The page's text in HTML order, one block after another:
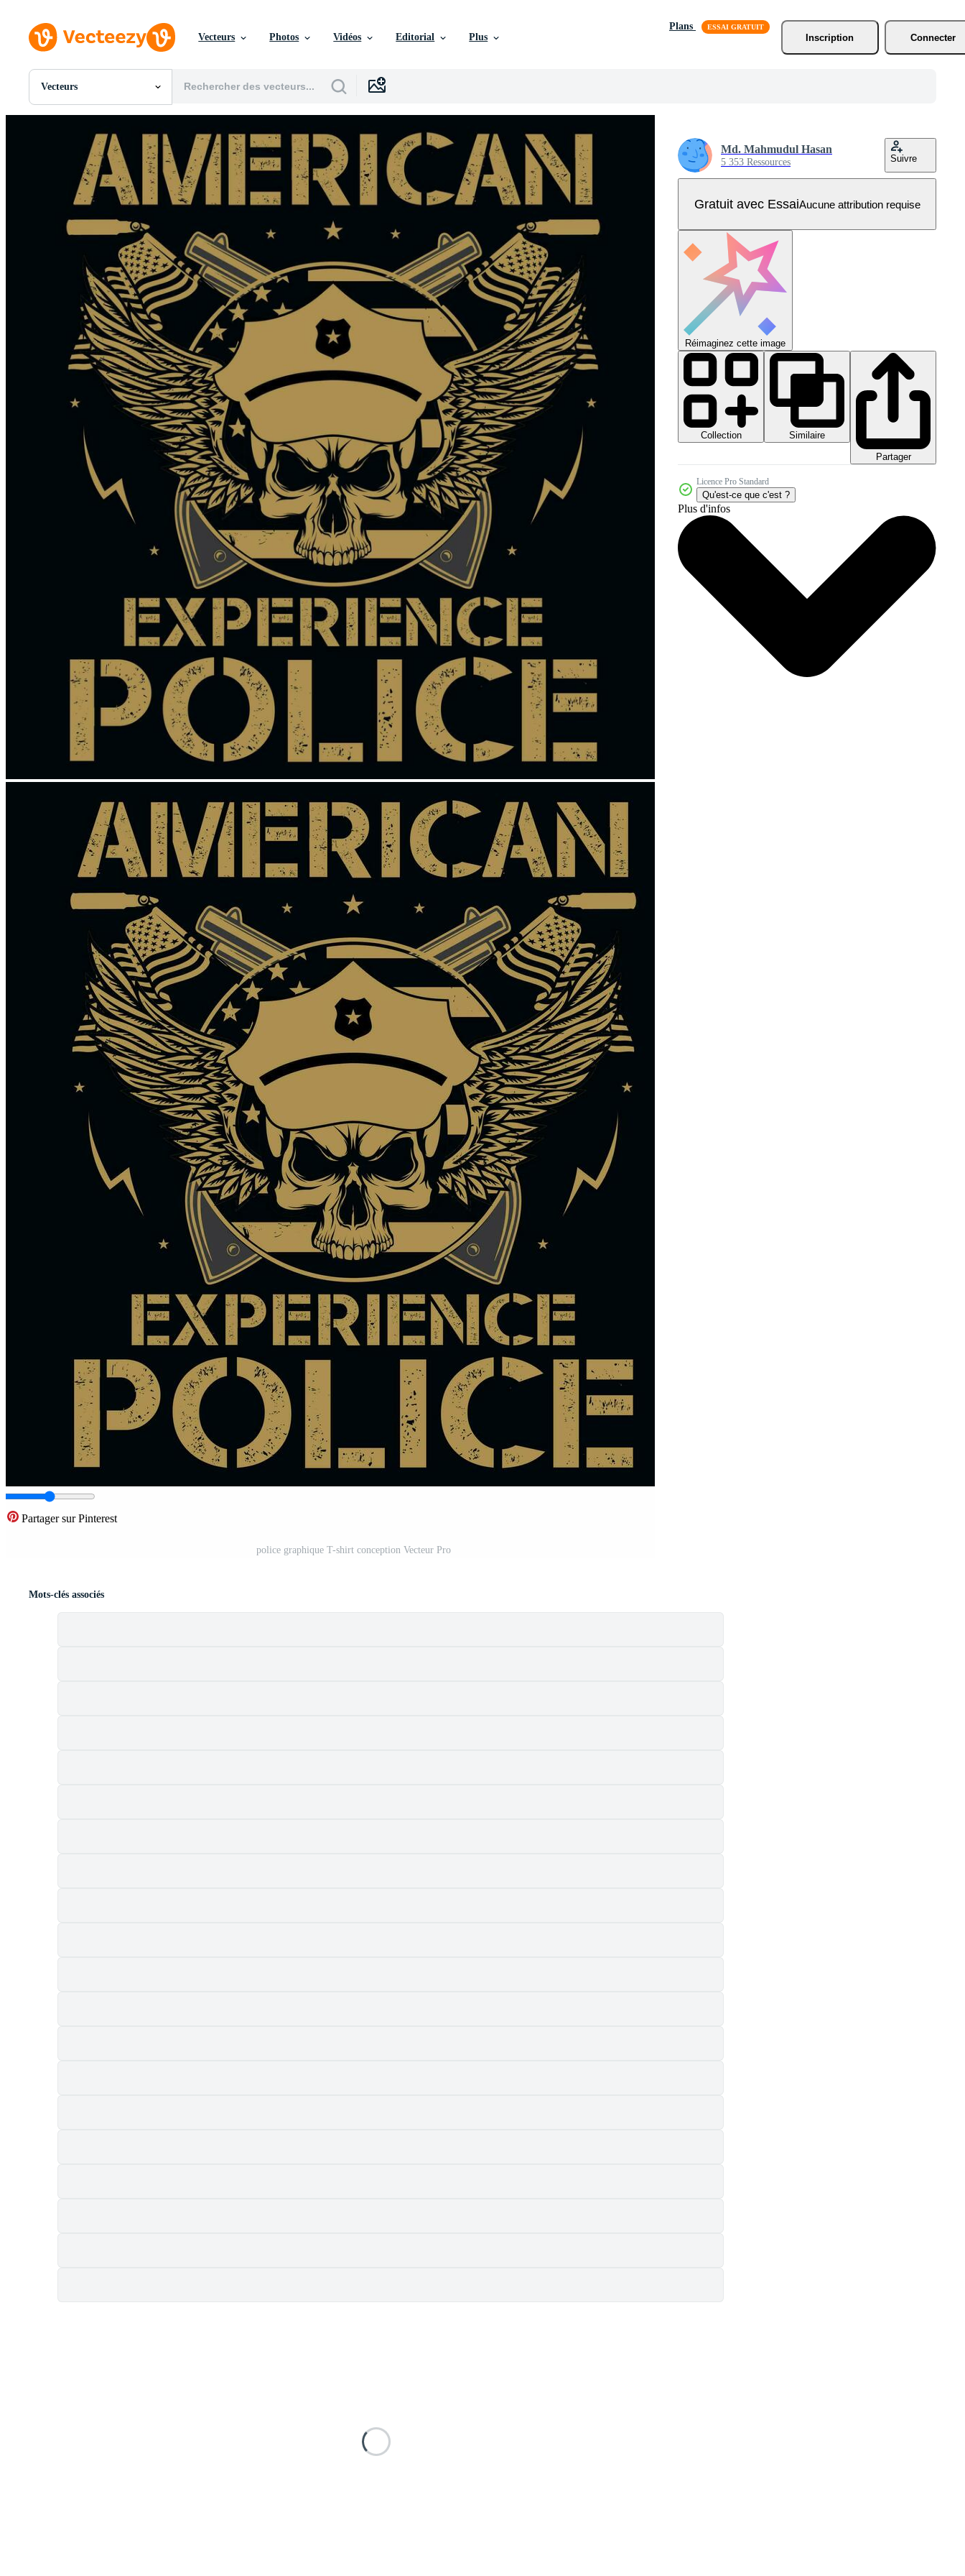
Vecteurs Photos Vidéos Editorial Plus
Plans
Inscription
Connecter
Vecteurs
Toutes Images
Modèles
Vecteurs
Vidéos
Motion graphics
Images Éditoriales
Événements Éditoriaux
Partager sur Pinterest
police graphique T-shirt conception Vecteur Pro
Md. Mahmudul Hasan
5 353 Ressources Suivre
Gratuit avec EssaiAucune attribution requise
Réimaginez cette image
Collection
Similaire
Partager
Licence Pro Standard
Qu'est-ce que c'est ?
Plus d'infos
Mots-clés associés